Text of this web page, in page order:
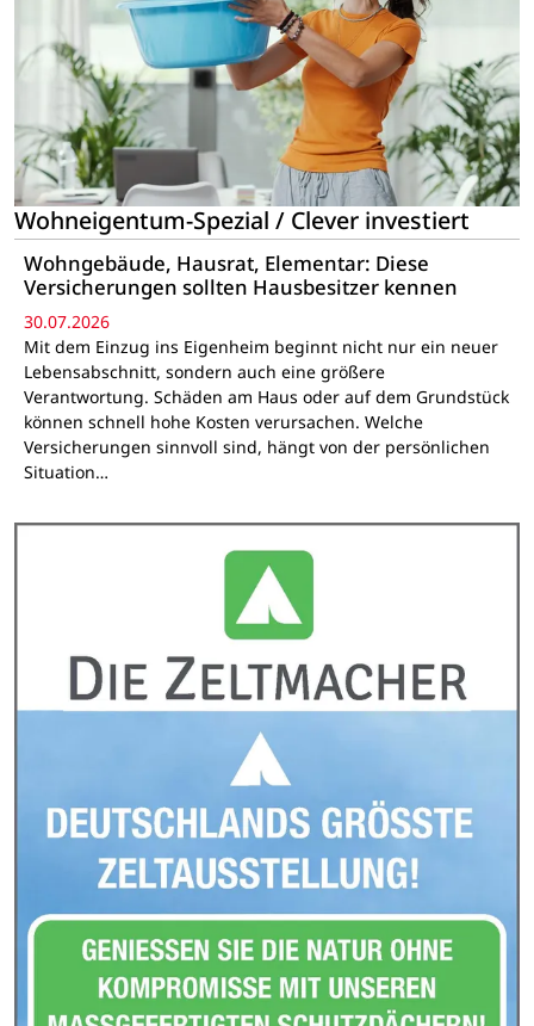
Wohneigentum-Spezial / Clever investiert
Wohngebäude, Hausrat, Elementar: Diese
Versicherungen sollten Hausbesitzer kennen
30.07.2026
Mit dem Einzug ins Eigenheim beginnt nicht nur ein neuer
Lebensabschnitt, sondern auch eine größere
Verantwortung. Schäden am Haus oder auf dem Grundstück
können schnell hohe Kosten verursachen. Welche
Versicherungen sinnvoll sind, hängt von der persönlichen
Situation…